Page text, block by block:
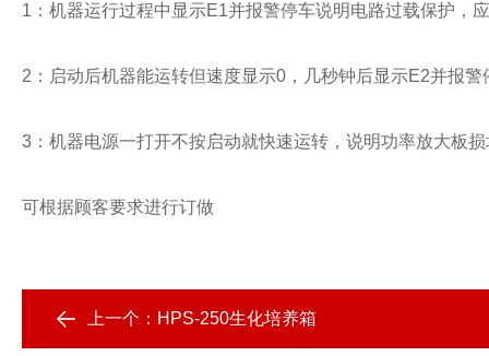
1：机器运行过程中显示E1并报警停车说明电路过载保护，
2：启动后机器能运转但速度显示0，几秒钟后显示E2并报
3：机器电源一打开不按启动就快速运转，说明功率放大板
可根据顾客要求进行订做
上一个： HPS-250生化培养箱